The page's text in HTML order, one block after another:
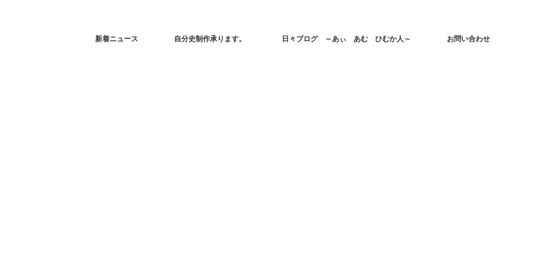
新着ニュース 自分史制作承ります。 日々ブログ ～あぃ あむ ひむか人～ お問い合わせ